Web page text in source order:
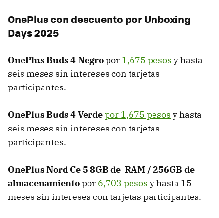
OnePlus con descuento por Unboxing
Days 2025
OnePlus Buds 4Negropor 1,675 pesos y hasta
seis meses sin intereses con tarjetas
participantes.
OnePlus Buds 4 Verdepor 1,675 pesos y hasta
seis meses sin intereses con tarjetas
participantes.
OnePlus Nord Ce 5 8GB de RAM / 256GB de
almacenamientopor 6,703 pesos y hasta 15
meses sin intereses con tarjetas participantes.